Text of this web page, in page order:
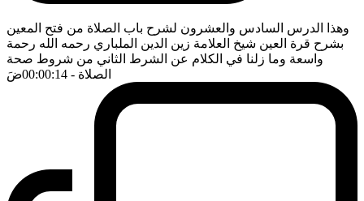
وهذا الدرس السادس والعشرون لشرح باب الصلاة من فتح المعين
بشرح قرة العين شيخ العلامة زين الدين الملباري رحمه الله رحمة
واسعة وما زلنا في الكلام عن الشرط الثاني من شروط صحة
الصلاة - 00:00:14 ضَ